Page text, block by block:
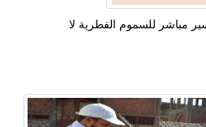
مباشر للسموم الفطرية لا